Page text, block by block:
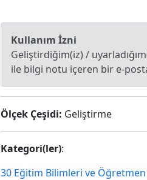
Kullanım İzni
Geliştirdiğim(iz) /
ile bilgi notu içeren bir e-
Ölçek Çeşidi: Geliştirme
Kategori(ler):
30 Eğitim Bilimleri ve